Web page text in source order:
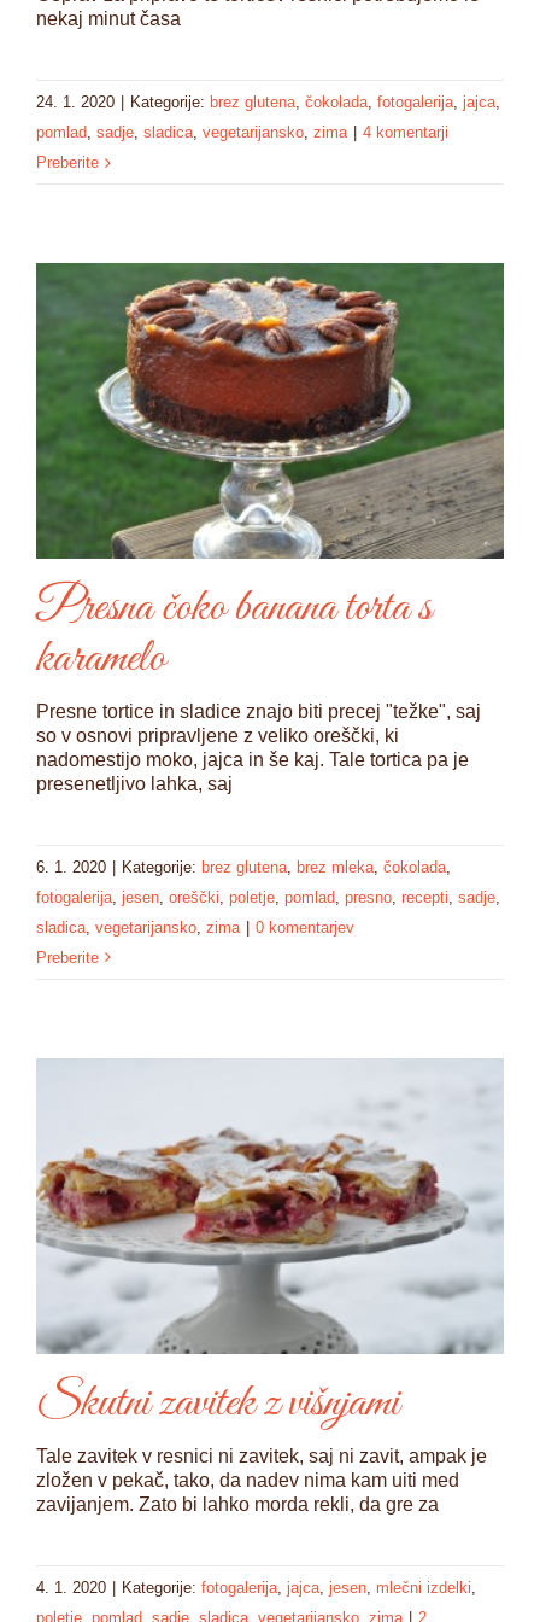
nekaj minut časa
24. 1. 2020 Kategorije: brez glutena, čokolada, fotogalerija, jajca,
pomlad, sadje, sladica, vegetarijansko, zima
4 komentarji
Preberite
Presna čoko banana torta s
karamelo
Presne tortice in sladice znajo biti precej "težke", saj
so v osnovi pripravljene z veliko oreščki, ki
nadomestijo moko, jajca in še kaj. Tale tortica pa je
presenetljivo lahka, saj
6. 1. 2020 Kategorije: brez glutena brez mleka čokolada
fotogalerija jesen oreščki poletje pomlad presno recepti sadje
sladica vegetarijansko zima
0 komentarjev
Preberite
Skutni zavitek z višnjami
Tale zavitek v resnici ni zavitek, saj ni zavit, ampak je
zložen v pekač, tako, da nadev nima kam uiti med
zavijanjem. Zato bi lahko morda rekli, da gre za
4. 1. 2020 | Kategorije: fotogalerija jajca jesen mlečni izdelki
poletje pomlad sadje sladica vegetarijansko zima | 2